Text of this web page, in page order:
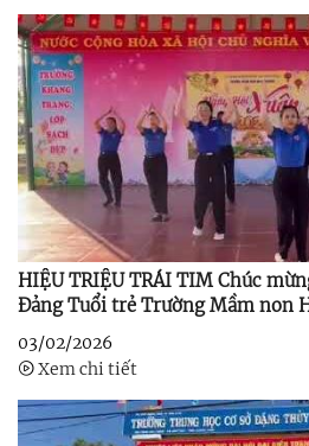
HIỆU TRIỆU TRÁI TIM Chúc
Đảng Tuổi trẻ Trường Mầm non
03/02/2026
Xem chi tiết